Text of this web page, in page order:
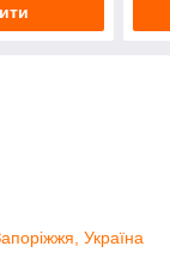
Україна